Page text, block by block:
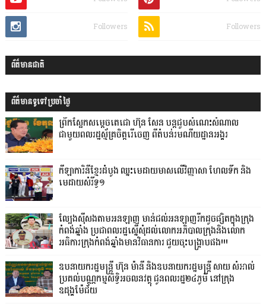
Followers Followers
ព័ត៌មានជាតិ
ព័ត៌មានទូទៅប្រចាំថ្ងៃ
ព្រឹកស្អែកសម្តេចតេជោ ហ៊ុន សែន បន្តជួបសំណេះសំណាល
ជាមួយពលរដ្ឋស្ម័គ្រចិត្តរើចេញ ពីតំបន់រមណីយដ្ឋានអង្គរ
កីឡាការិនីខ្មែរដំបូង ឈ្នះមេដាយមាសលើវិញ្ញាសា ហែលទឹក និង
មេដាយសំរឹទ្ធ១
ល្បែងស៊ីសងតាមអនឡាញ មាន់ជល់អនឡាញរីកដូចផ្សិតក្នុងក្រុង
កំពង់ឆ្នាំង ប្រជាពលរដ្ឋស្នើសុំដល់លោកអភិបាលក្រុងនិងលោក
អធិការក្រុងកំពង់ឆ្នាំងមានវិធានការ ជួយចុះបង្ក្រាបផង!!!
ឧបនាយករដ្ឋមន្ដ្រី ហ៊ុន ម៉ានី និងឧបនាយករដ្ឋមន្ដ្រី សាយ សំអាល់
ប្រគល់បណ្ណកម្មសិទ្ធិអចលនវត្ថុ ជូនពលរដ្ឋ២៤ភូមិ នៅក្រុង
ឧដុង្គម៉ែជ័យ